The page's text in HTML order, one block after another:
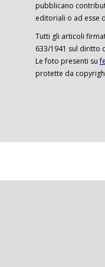
pubblicano
editoriali o ad esse
Tutti gli articoli
633/1941 sul diritto
Le foto presenti su
protette da